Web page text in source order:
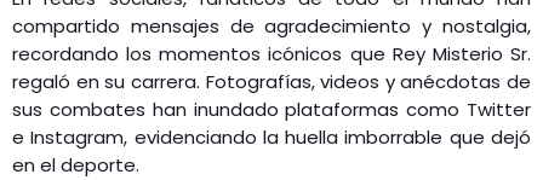
compartido mensajes de agradecimiento y nostalgia,
recordando los momentos icónicos que Rey Misterio Sr.
regaló en su carrera. Fotografías, videos y anécdotas de
sus combates han inundado plataformas como Twitter
e Instagram, evidenciando la huella imborrable que dejó
en el deporte.